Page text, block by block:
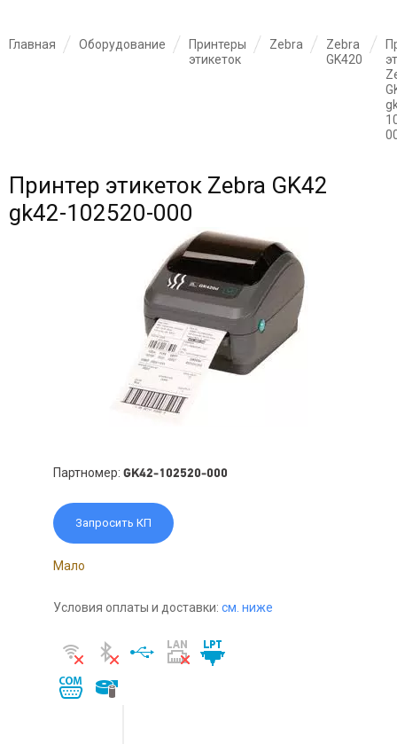
Главная Оборудование
Принтеры
этикеток
Zebra
Zebra
GK420
Принтер этикеток Zebra GK42
gk42-102520-000
Партномер: GK42-102520-000
Запросить КП
Мало
Условия оплаты и доставки: см. ниже